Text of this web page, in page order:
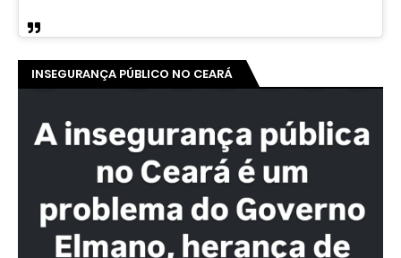
INSEGURANÇA PÚBLICO NO CEARÁ